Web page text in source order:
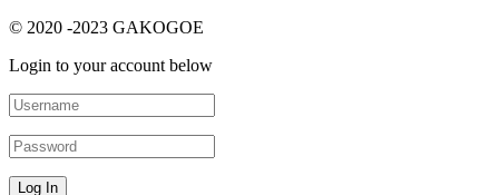
© 2020 -2023 GAKOGOE
Login to your account below